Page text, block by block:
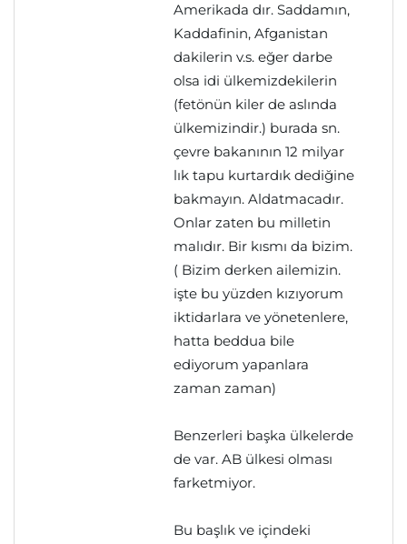
Amerikada dır. Saddamın,
Kaddafinin, Afganistan
dakilerin v.s. eğer darbe
olsa idi ülkemizdekilerin
(fetönün kiler de aslında
ülkemizindir.) burada sn.
çevre bakanının 12 milyar
lık tapu kurtardık dediğine
bakmayın. Aldatmacadır.
Onlar zaten bu milletin
malıdır. Bir kısmı da bizim.
( Bizim derken ailemizin.
işte bu yüzden kızıyorum
iktidarlara ve yönetenlere,
hatta beddua bile
ediyorum yapanlara
zaman zaman)
Benzerleri başka ülkelerde
de var. AB ülkesi olması
farketmiyor.
Bu başlık ve içindeki